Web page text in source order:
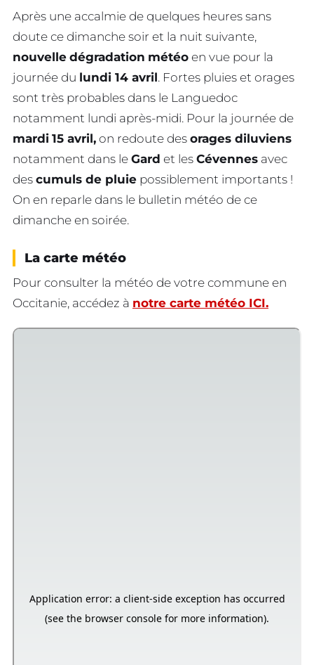
Après une accalmie de quelques heures sans
doute ce dimanche soir et la nuit suivante,
nouvelle dégradation météo en vue pour la
journée du lundi 14 avril. Fortes pluies et orages
sont très probables dans le Languedoc
notamment lundi après-midi. Pour la journée de
mardi 15 avril, on redoute des orages diluviens
notamment dans le Gard et les Cévennes avec
des cumuls de pluie possiblement importants !
On en reparle dans le bulletin météo de ce
dimanche en soirée.
La carte météo
Pour consulter la météo de votre commune en
Occitanie, accédez à notre carte météo ICI.